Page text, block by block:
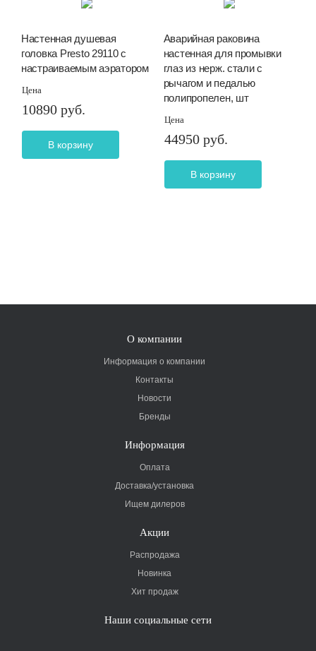
Настенная душевая
головка Presto 29110 с
настраиваемым аэратором
Цена
10890 руб.
В корзину
Аварийная раковина
настенная для промывки
глаз из нерж. стали с
рычагом и педалью
полипропелен, шт
Цена
44950 руб.
В корзину
О компании
Информация о компании
Контакты
Новости
Бренды
Информация
Оплата
Доставка/установка
Ищем дилеров
Акции
Распродажа
Новинка
Хит продаж
Наши социальные сети